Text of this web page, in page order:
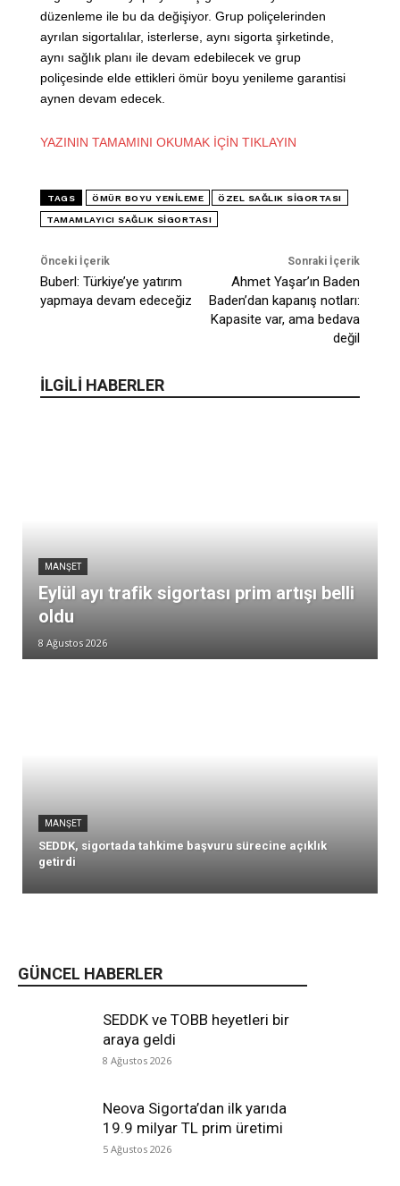
GÜNCEL HABERLER
SEDDK ve TOBB heyetleri bir
araya geldi
8 Ağustos 2026
Neova Sigorta’dan ilk yarıda
19.9 milyar TL prim üretimi
5 Ağustos 2026
düzenleme ile bu da değişiyor. Grup poliçelerinden
ayrılan sigortalılar, isterlerse, aynı sigorta şirketinde,
aynı sağlık planı ile devam edebilecek ve grup
poliçesinde elde ettikleri ömür boyu yenileme garantisi
aynen devam edecek.
YAZININ TAMAMINI OKUMAK İÇİN TIKLAYIN
TAGS ÖMÜR BOYU YENILEME ÖZEL SAĞLIK SIGORTASI
TAMAMLAYICI SAĞLIK SIGORTASI
Önceki İçerik
Buberl: Türkiye’ye yatırım
yapmaya devam edeceğiz
Sonraki İçerik
Ahmet Yaşar’ın Baden
Baden’dan kapanış notları:
Kapasite var, ama bedava
değil
İLGİLİ HABERLER
MANŞET
Eylül ayı trafik sigortası prim artışı belli
oldu
8 Ağustos 2026
MANŞET
SEDDK, sigortada tahkime başvuru sürecine açıklık
getirdi